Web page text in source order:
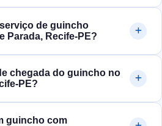
de guincho
Parada, Recife‑PE?
chegada do guincho no
guincho com